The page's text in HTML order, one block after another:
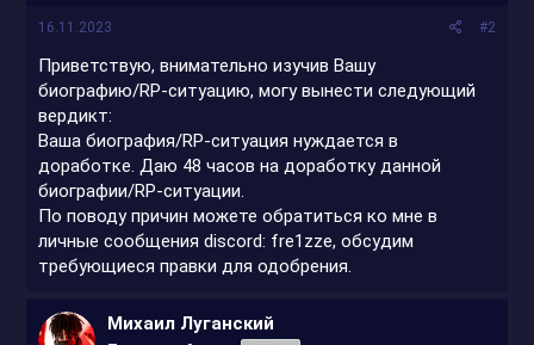
16.11.2023 #2
Приветствую, внимательно изучив Вашу
биографию/RP-ситуацию, могу вынести следующий
вердикт:
Ваша биография/RP-ситуация нуждается в
доработке. Даю 48 часов на доработку данной
биографии/RP-ситуации.
По поводу причин можете обратиться ко мне в
личные сообщения discord: fre1zze, обсудим
требующиеся правки для одобрения.
Михаил Луганский